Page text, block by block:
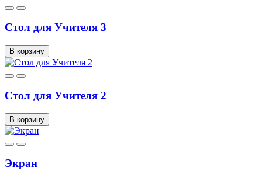
Стол для Учителя 3
В корзину
Стол для Учителя 2
В корзину
Экран